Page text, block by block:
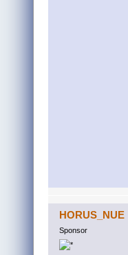
HORUS_NUE
Sponsor